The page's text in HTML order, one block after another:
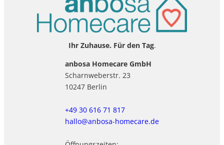
Ihr Zuhause. Für den Tag.
anbosa Homecare GmbH
Scharnweberstr. 23
10247 Berlin
+49 30 616 71 817
hallo@anbosa-homecare.de